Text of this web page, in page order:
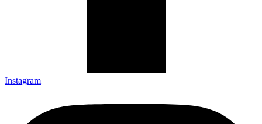
Instagram